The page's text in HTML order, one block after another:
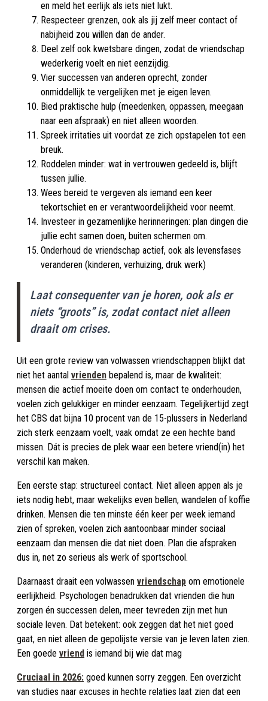
en meld het eerlijk als iets niet lukt.​
Respecteer grenzen, ook als jij zelf meer contact of
nabijheid zou willen dan de ander.​
Deel zelf ook kwetsbare dingen, zodat de vriendschap
wederkerig voelt en niet eenzijdig.​
Vier successen van anderen oprecht, zonder
onmiddellijk te vergelijken met je eigen leven.​
Bied praktische hulp (meedenken, oppassen, meegaan
naar een afspraak) en niet alleen woorden.​
Spreek irritaties uit voordat ze zich opstapelen tot een
breuk.​
Roddelen minder: wat in vertrouwen gedeeld is, blijft
tussen jullie.​
Wees bereid te vergeven als iemand een keer
tekortschiet en er verantwoordelijkheid voor neemt.​
Investeer in gezamenlijke herinneringen: plan dingen die
jullie echt samen doen, buiten schermen om.​
Onderhoud de vriendschap actief, ook als levensfases
veranderen (kinderen, verhuizing, druk werk)
Laat consequenter van je horen, ook als er
niets “groots” is, zodat contact niet alleen
draait om crises.​
Uit een grote review van volwassen vriendschappen blijkt dat
niet het aantal vrienden bepalend is, maar de kwaliteit:
mensen die actief moeite doen om contact te onderhouden,
voelen zich gelukkiger en minder eenzaam. Tegelijkertijd zegt
het CBS dat bijna 10 procent van de 15-plussers in Nederland
zich sterk eenzaam voelt, vaak omdat ze een hechte band
missen. Dát is precies de plek waar een betere vriend(in) het
verschil kan maken.
Een eerste stap: structureel contact. Niet alleen appen als je
iets nodig hebt, maar wekelijks even bellen, wandelen of koffie
drinken. Mensen die ten minste één keer per week iemand
zien of spreken, voelen zich aantoonbaar minder sociaal
eenzaam dan mensen die dat niet doen. Plan die afspraken
dus in, net zo serieus als werk of sportschool.​
Daarnaast draait een volwassen vriendschap om emotionele
eerlijkheid. Psychologen benadrukken dat vrienden die hun
zorgen én successen delen, meer tevreden zijn met hun
sociale leven. Dat betekent: ook zeggen dat het niet goed
gaat, en niet alleen de gepolijste versie van je leven laten zien.
Een goede vriend is iemand bij wie dat mag
Cruciaal in 2026: goed kunnen sorry zeggen. Een overzicht
van studies naar excuses in hechte relaties laat zien dat een